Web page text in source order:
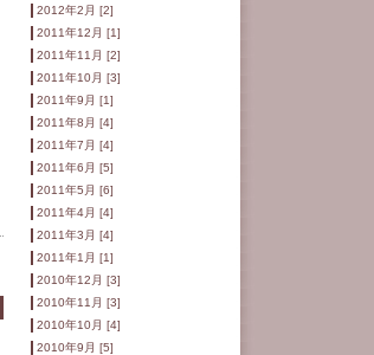
2012年2月 [2]
2011年12月 [1]
2011年11月 [2]
2011年10月 [3]
2011年9月 [1]
2011年8月 [4]
2011年7月 [4]
2011年6月 [5]
2011年5月 [6]
2011年4月 [4]
2011年3月 [4]
2011年1月 [1]
2010年12月 [3]
2010年11月 [3]
2010年10月 [4]
2010年9月 [5]